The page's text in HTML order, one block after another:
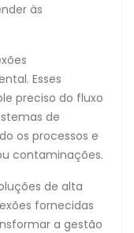
às
Esses
preciso do fluxo
de
os processos e
contaminações.
de alta
fornecidas
a gestão